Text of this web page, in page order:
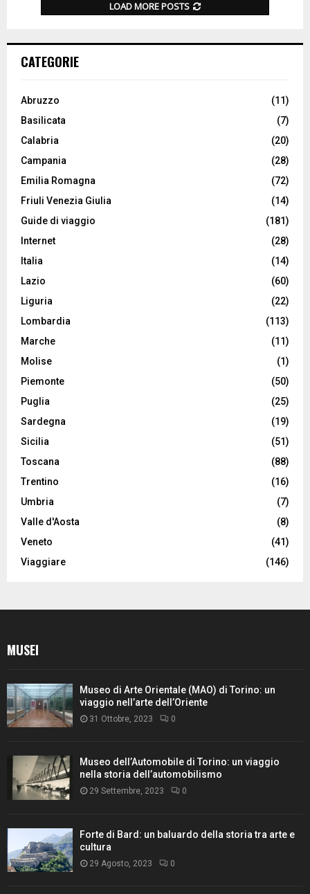
LOAD MORE POSTS
CATEGORIE
Abruzzo
(11)
Basilicata
(7)
Calabria
(20)
Campania
(28)
Emilia Romagna
(72)
Friuli Venezia Giulia
(14)
Guide di viaggio
(181)
Internet
(28)
Italia
(14)
Lazio
(60)
Liguria
(22)
Lombardia
(113)
Marche
(11)
Molise
(1)
Piemonte
(50)
Puglia
(25)
Sardegna
(19)
Sicilia
(51)
Toscana
(88)
Trentino
(16)
Umbria
(7)
Valle d'Aosta
(8)
Veneto
(41)
Viaggiare
(146)
MUSEI
Museo di Arte Orientale (MAO) di Torino: un
viaggio nell’arte dell’Oriente
31 Ottobre, 2023 0
Museo dell’Automobile di Torino: un viaggio
nella storia dell’automobilismo
29 Settembre, 2023 0
Forte di Bard: un baluardo della storia tra arte e
cultura
29 Agosto, 2023 0